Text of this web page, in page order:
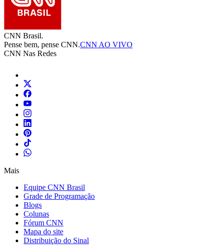
CNN Brasil.
Pense bem, pense CNN.CNN AO VIVO
CNN Nas Redes
Mais
Equipe CNN Brasil
Grade de Programação
Blogs
Colunas
Fórum CNN
Mapa do site
Distribuição do Sinal